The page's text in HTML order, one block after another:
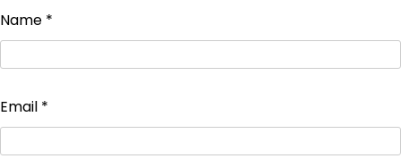
Name *
Email *